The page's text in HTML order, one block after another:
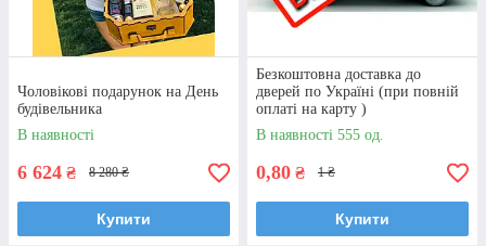
Чоловікові подарунок на День
будівельника
В наявності
6 624 ₴ 8 280 ₴
Купити
Безкоштовна доставка до
дверей по Україні (при повній
оплаті на карту )
В наявності 555 од.
0,80 ₴ 1 ₴
Купити